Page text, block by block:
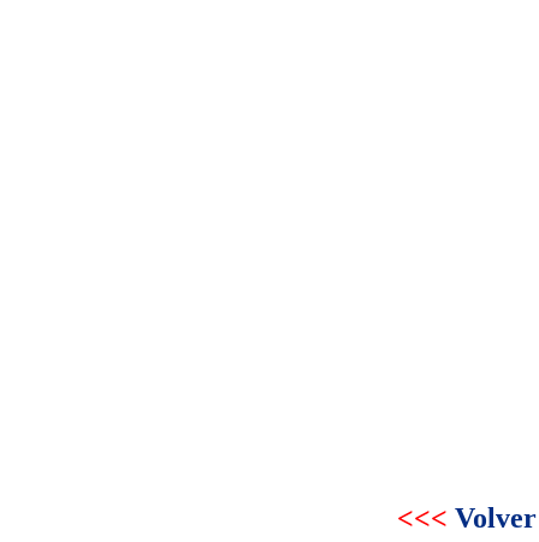
<<<